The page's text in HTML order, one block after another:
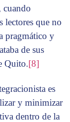
cuando
lectores que no
pragmático y
de sus
Quito.[8]
es
y minimizar
dentro de la